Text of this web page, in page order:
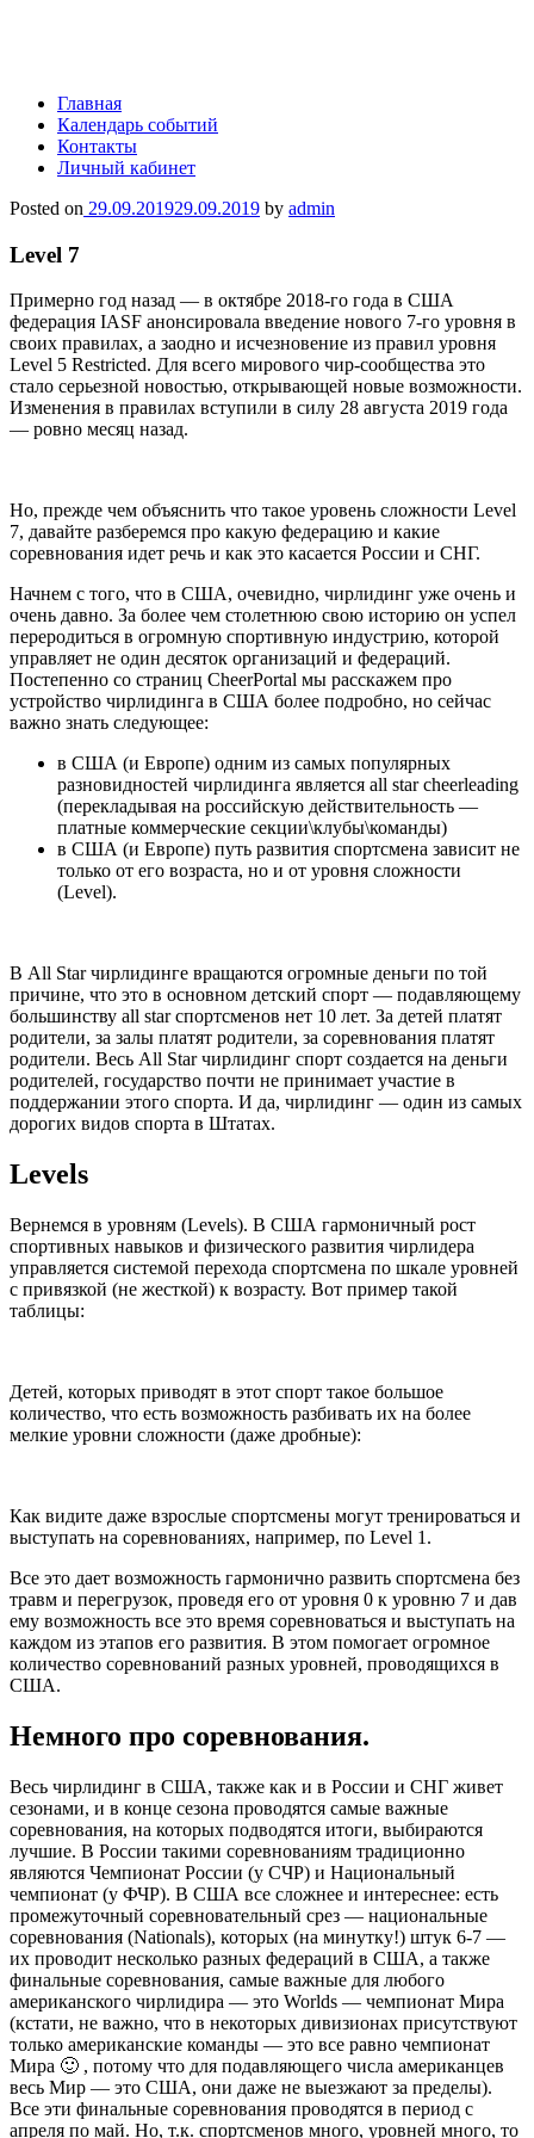
Главная
Календарь событий
Контакты
Личный кабинет
Posted on 29.09.201929.09.2019 by admin
Level 7
Примерно год назад — в октябре 2018-го года в США
федерация IASF анонсировала введение нового 7-го уровня в
своих правилах, а заодно и исчезновение из правил уровня
Level 5 Restricted. Для всего мирового чир-сообщества это
стало серьезной новостью, открывающей новые возможности.
Изменения в правилах вступили в силу 28 августа 2019 года
— ровно месяц назад.
Но, прежде чем объяснить что такое уровень сложности Level
7, давайте разберемся про какую федерацию и какие
соревнования идет речь и как это касается России и СНГ.
Начнем с того, что в США, очевидно, чирлидинг уже очень и
очень давно. За более чем столетнюю свою историю он успел
переродиться в огромную спортивную индустрию, которой
управляет не один десяток организаций и федераций.
Постепенно со страниц CheerPortal мы расскажем про
устройство чирлидинга в США более подробно, но сейчас
важно знать следующее:
в США (и Европе) одним из самых популярных
разновидностей чирлидинга является all star cheerleading
(перекладывая на российскую действительность —
платные коммерческие секции\клубы\команды)
в США (и Европе) путь развития спортсмена зависит не
только от его возраста, но и от уровня сложности
(Level).
В All Star чирлидинге вращаются огромные деньги по той
причине, что это в основном детский спорт — подавляющему
большинству all star спортсменов нет 10 лет. За детей платят
родители, за залы платят родители, за соревнования платят
родители. Весь All Star чирлидинг спорт создается на деньги
родителей, государство почти не принимает участие в
поддержании этого спорта. И да, чирлидинг — один из самых
дорогих видов спорта в Штатах.
Levels
Вернемся в уровням (Levels). В США гармоничный рост
спортивных навыков и физического развития чирлидера
управляется системой перехода спортсмена по шкале уровней
с привязкой (не жесткой) к возрасту. Вот пример такой
таблицы:
Детей, которых приводят в этот спорт такое большое
количество, что есть возможность разбивать их на более
мелкие уровни сложности (даже дробные):
Как видите даже взрослые спортсмены могут тренироваться и
выступать на соревнованиях, например, по Level 1.
Все это дает возможность гармонично развить спортсмена без
травм и перегрузок, проведя его от уровня 0 к уровню 7 и дав
ему возможность все это время соревноваться и выступать на
каждом из этапов его развития. В этом помогает огромное
количество соревнований разных уровней, проводящихся в
США.
Немного про соревнования.
Весь чирлидинг в США, также как и в России и СНГ живет
сезонами, и в конце сезона проводятся самые важные
соревнования, на которых подводятся итоги, выбираются
лучшие. В России такими соревнованиям традиционно
являются Чемпионат России (у СЧР) и Национальный
чемпионат (у ФЧР). В США все сложнее и интереснее: есть
промежуточный соревновательный срез — национальные
соревнования (Nationals), которых (на минутку!) штук 6-7 —
их проводит несколько разных федераций в США, а также
финальные соревнования, самые важные для любого
американского чирлидира — это Worlds — чемпионат Мира
(кстати, не важно, что в некоторых дивизионах присутствуют
только американские команды — это все равно чемпионат
Мира 🙂 , потому что для подавляющего числа американцев
весь Мир — это США, они даже не выезжают за пределы).
Все эти финальные соревнования проводятся в период с
апреля по май. Но, т.к. спортсменов много, уровней много, то